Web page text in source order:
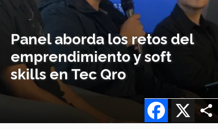
Panel aborda los retos del
emprendimiento y soft
skills en Tec Qro
X
Facebook